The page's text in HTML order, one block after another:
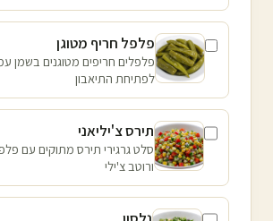
פלפל חריף מטוגן
פלפלים חריפים מטוגנים בשמן
לפתיחת התיאבון
תירס צ'יליאני
סלט גרגירי תירס מתוקים עם
ורוטב צ'ילי